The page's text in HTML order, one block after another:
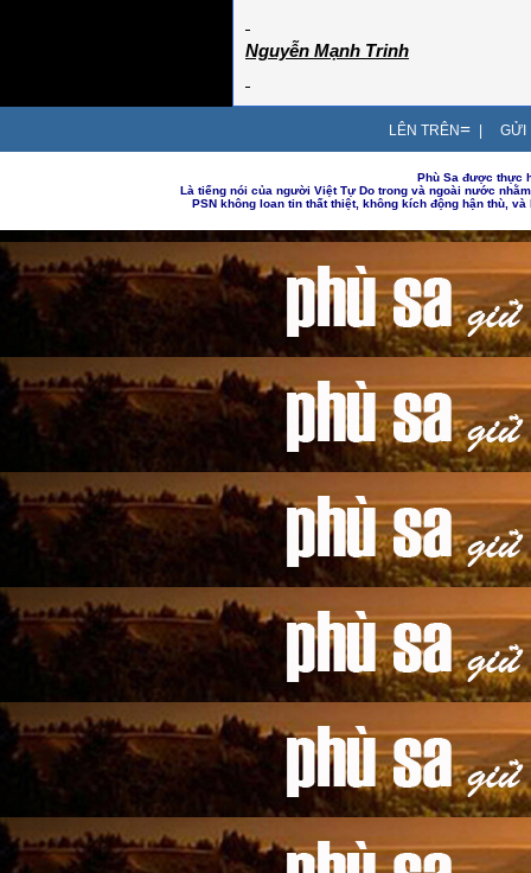
Nguyễn Mạnh Trinh
LÊN TRÊN= GỬI
Phù Sa được thực
Là tiếng nói của người Việt Tự Do trong và ngoài nước
PSN không loan tin thất thiệt, không kích động hận thù,